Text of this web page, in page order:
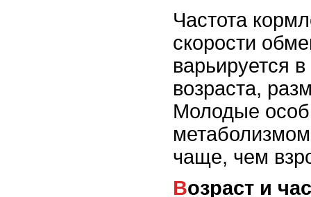
Частота
скорости
варьируется
возраста,
Молодые
чаще, чем
Возраст и